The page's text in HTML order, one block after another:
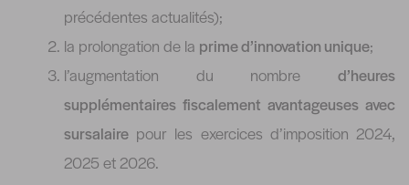
précédentes actualités);
la prolongation de la prime d’innovation unique;
l’augmentation du nombre d’heures
supplémentaires fiscalement avantageuses avec
sursalaire pour les exercices d’imposition 2024,
2025 et 2026.